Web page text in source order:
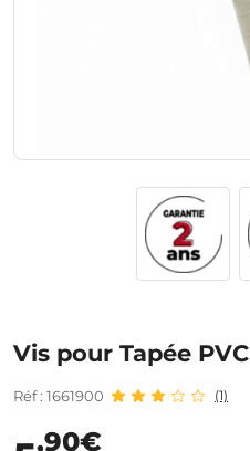
Vis pour Tapée PVC
Réf : 1661900 (1)
,90€